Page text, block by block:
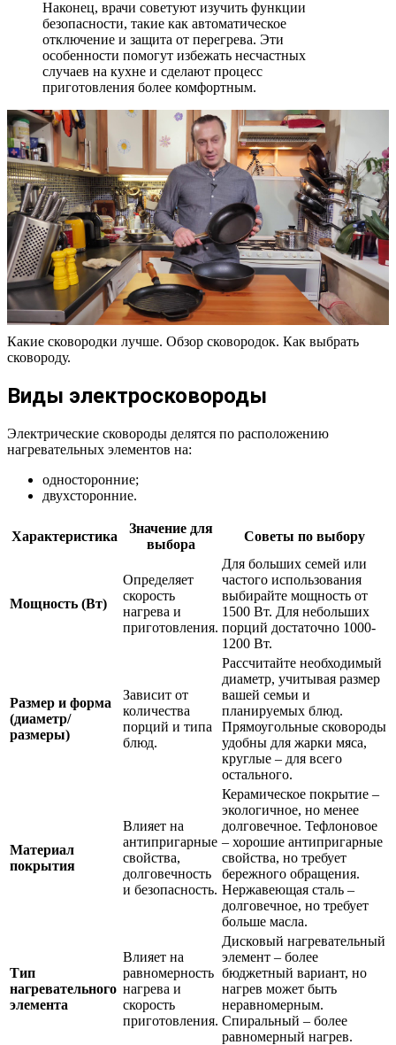
Наконец, врачи советуют изучить функции
безопасности, такие как автоматическое
отключение и защита от перегрева. Эти
особенности помогут избежать несчастных
случаев на кухне и сделают процесс
приготовления более комфортным.
Какие сковородки лучше. Обзор сковородок. Как выбрать
сковороду.
Виды электросковороды
Электрические сковороды делятся по расположению
нагревательных элементов на:
односторонние;
двухсторонние.
Характеристика
Значение для
выбора
Советы по выбору
Мощность (Вт)
Определяет
скорость
нагрева и
приготовления.
Для больших семей или
частого использования
выбирайте мощность от
1500 Вт. Для небольших
порций достаточно 1000-
1200 Вт.
Размер и форма
(диаметр/
размеры)
Зависит от
количества
порций и типа
блюд.
Рассчитайте необходимый
диаметр, учитывая размер
вашей семьи и
планируемых блюд.
Прямоугольные сковороды
удобны для жарки мяса,
круглые – для всего
остального.
Материал
покрытия
Влияет на
антипригарные
свойства,
долговечность
и безопасность.
Керамическое покрытие –
экологичное, но менее
долговечное. Тефлоновое
– хорошие антипригарные
свойства, но требует
бережного обращения.
Нержавеющая сталь –
долговечное, но требует
больше масла.
Тип
нагревательного
элемента
Влияет на
равномерность
нагрева и
скорость
приготовления.
Дисковый нагревательный
элемент – более
бюджетный вариант, но
нагрев может быть
неравномерным.
Спиральный – более
равномерный нагрев.